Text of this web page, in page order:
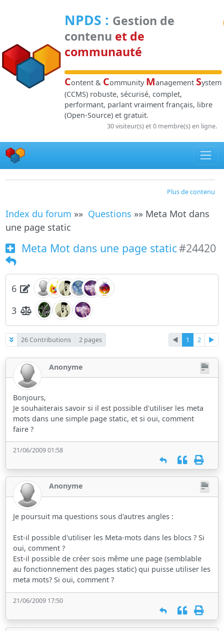
NPDS : Gestion de
contenu et de
communauté
Content & Community Management System
(CCMS) robuste, sécurisé, complet,
performant, parlant vraiment français, libre
(Open-Source) et gratuit.
30 visiteur(s) et 0 membre(s) en ligne.
Plus de contenu
Index du forum »» Questions »» Meta Mot dans
une page static
Meta Mot dans une page static#24420
6
3
26 Contributions 2 pages ◄ 1 2 ►
Anonyme
Bonjours,
Je souhaiterais savoir si il est possible d'utiliser les meta
mots dans une simple page static, et si oui, comment
faire ?
21/06/2009 01:58
Anonyme
Je poursuit ma questions sous d'autres angles :
Est-il possible d'utiliser les Meta-mots dans les blocs ? Si
oui, comment ?
Est-il possible de créer sois même une page (semblable
au fonctionnement des pages static) qui puisse utiliser les
meta mots? Si oui, comment ?
21/06/2009 17:50